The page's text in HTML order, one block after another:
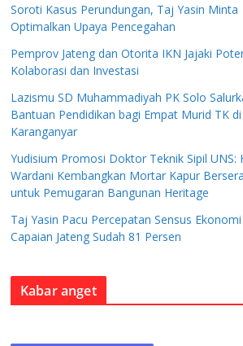
Soroti Kasus Perundungan, Taj Yasin Minta
Optimalkan Upaya Pencegahan
Pemprov Jateng dan Otorita IKN Jajaki
Kolaborasi dan Investasi
Lazismu SD Muhammadiyah PK Solo
Bantuan Pendidikan bagi Empat Murid TK di
Karanganyar
Yudisium Promosi Doktor Teknik Sipil UNS:
Wardani Kembangkan Mortar Kapur
untuk Pemugaran Bangunan Heritage
Taj Yasin Pacu Percepatan Sensus
Capaian Jateng Sudah 81 Persen
Kabar anget